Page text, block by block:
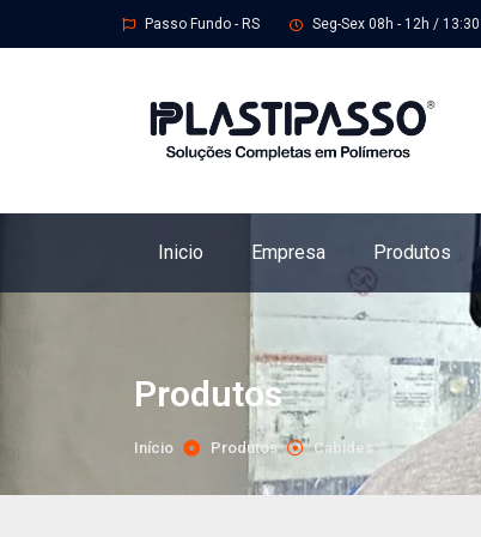
Passo Fundo - RS Seg-Sex 08h - 12h /
Inicio Empresa Produtos
Produtos
Início Produtos Cabides